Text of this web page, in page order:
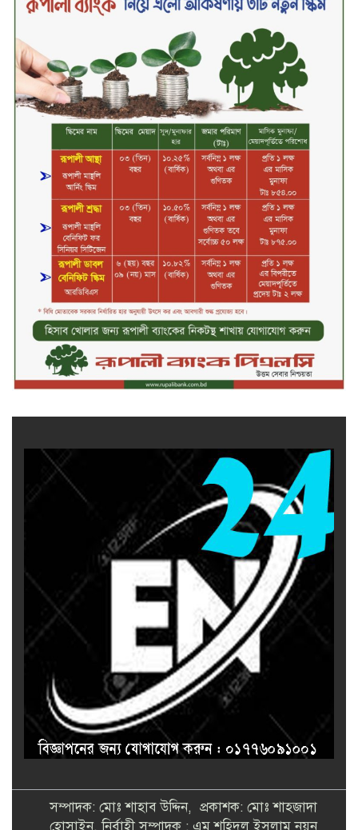
মধ্যরাতে শাহজালাল বিমানবন্দরের
বলাকা লাউঞ্জে অগ্নিকাণ্ড
নিরাপদ ও স্বল্পব্যয়ে ক্যাশলেস লেনদেন
গড়তে কাজ করছে বাংলাদেশ ব্যাংক:
গভর্নর
জীবননগর সীমান্ত দিয়ে ভারতে অবৈধ
অনুপ্রবেশের সময় ৮ বাংলাদেশি নারী
আটক
সম্পাদক: মোঃ শাহাব উদ্দিন, প্রকাশক: মোঃ শাহজাদা
হোসাইন, নির্বাহী সম্পাদক : এম শহিদুল ইসলাম নয়ন